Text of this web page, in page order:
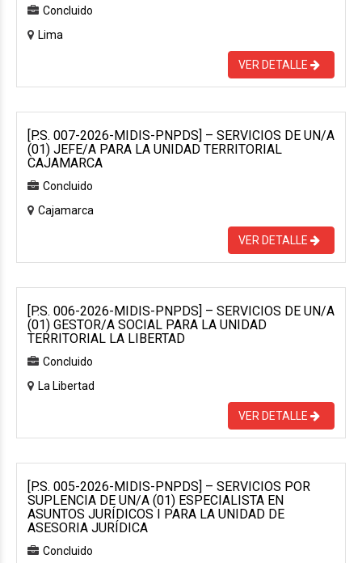
Concluido
Lima
VER DETALLE
[P.S. 007-2026-MIDIS-PNPDS] – SERVICIOS DE UN/A
(01) JEFE/A PARA LA UNIDAD TERRITORIAL
CAJAMARCA
Concluido
Cajamarca
VER DETALLE
[P.S. 006-2026-MIDIS-PNPDS] – SERVICIOS DE UN/A
(01) GESTOR/A SOCIAL PARA LA UNIDAD
TERRITORIAL LA LIBERTAD
Concluido
La Libertad
VER DETALLE
[P.S. 005-2026-MIDIS-PNPDS] – SERVICIOS POR
SUPLENCIA DE UN/A (01) ESPECIALISTA EN
ASUNTOS JURÍDICOS I PARA LA UNIDAD DE
ASESORIA JURÍDICA
Concluido